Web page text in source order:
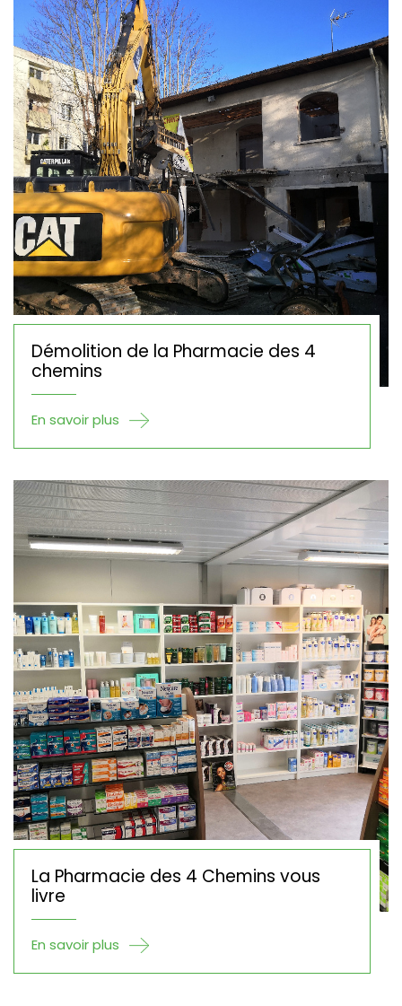
Démolition de la Pharmacie des 4
chemins
En savoir plus
La Pharmacie des 4 Chemins vous
livre
En savoir plus